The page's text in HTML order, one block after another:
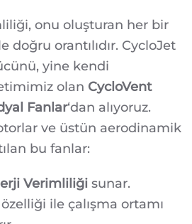
onu oluşturan her bir
doğru orantılıdır. CycloJet
yine kendi
olan CycloVent
Fanlar‘dan alıyoruz.
ve üstün aerodinamik
bu fanlar:
Verimliliği sunar.
özelliği ile çalışma ortamı